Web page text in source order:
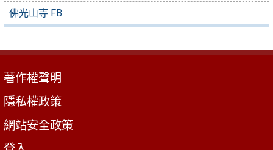
佛光山寺 FB
著作權聲明
隱私權政策
網站安全政策